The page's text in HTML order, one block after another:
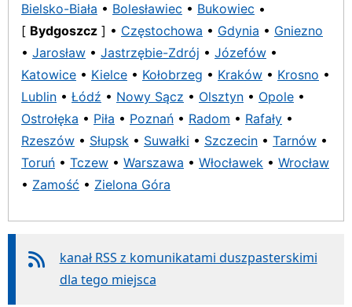
Bielsko-Biała • Bolesławiec • Bukowiec •
[ Bydgoszcz ] • Częstochowa • Gdynia • Gniezno
• Jarosław • Jastrzębie-Zdrój • Józefów •
Katowice • Kielce • Kołobrzeg • Kraków • Krosno •
Lublin • Łódź • Nowy Sącz • Olsztyn • Opole •
Ostrołęka • Piła • Poznań • Radom • Rafały •
Rzeszów • Słupsk • Suwałki • Szczecin • Tarnów •
Toruń • Tczew • Warszawa • Włocławek • Wrocław
• Zamość • Zielona Góra
kanał RSS z komunikatami duszpasterskimi
dla tego miejsca